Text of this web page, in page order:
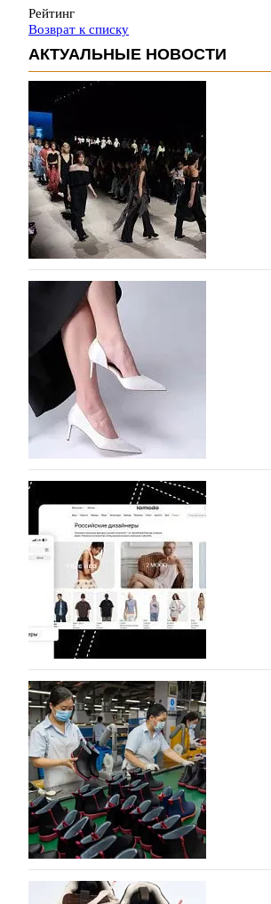
Рейтинг
Возврат к списку
АКТУАЛЬНЫЕ НОВОСТИ
На участие в Московской
На участие в седьмой Московской
октября, уже подано 1047 заявок.
которых не были представлены в…
07.08.2026 552
BALLINA представит свои
Компания BALLINA Guangzhou
Гуанчжоу, столице моды Китая,
разработку, производство и…
07.08.2026 405
На платформе Lamoda -
дизайнерских марок
Российский маркетплейс Lamoda
марок одежды, обуви и
06.08.2026 568
Объем мирового